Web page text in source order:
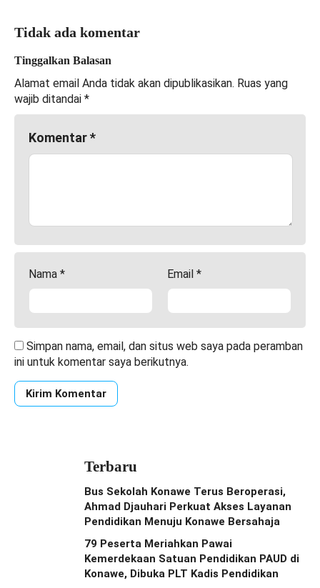
Tidak ada komentar
Tinggalkan Balasan
Alamat email Anda tidak akan dipublikasikan. Ruas yang
wajib ditandai *
Komentar*
Nama * Email *
Simpan nama, email, dan situs web saya pada peramban
ini untuk komentar saya berikutnya.
Terbaru
Bus Sekolah Konawe Terus Beroperasi,
Ahmad Djauhari Perkuat Akses Layanan
Pendidikan Menuju Konawe Bersahaja
79 Peserta Meriahkan Pawai
Kemerdekaan Satuan Pendidikan PAUD di
Konawe, Dibuka PLT Kadis Pendidikan